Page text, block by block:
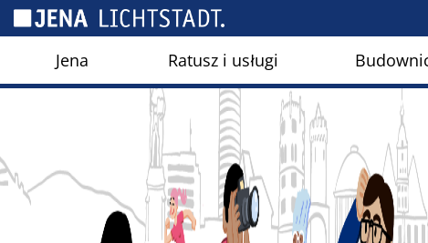
Jena Ratusz i usługi
Panel zarządzania plikami cookies